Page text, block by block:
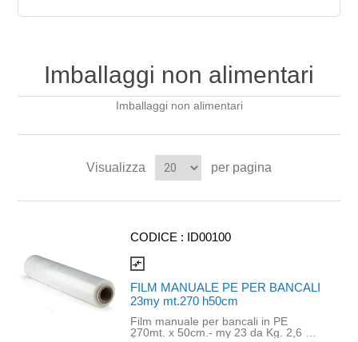
Imballaggi non alimentari
Imballaggi non alimentari
Visualizza per pagina
CODICE : ID00100
compare_arrows
FILM MANUALE PE PER BANCALI
23my mt.270 h50cm
Film manuale per bancali in PE
270mt. x 50cm.- my 23 da Kg. 2,6 ca.